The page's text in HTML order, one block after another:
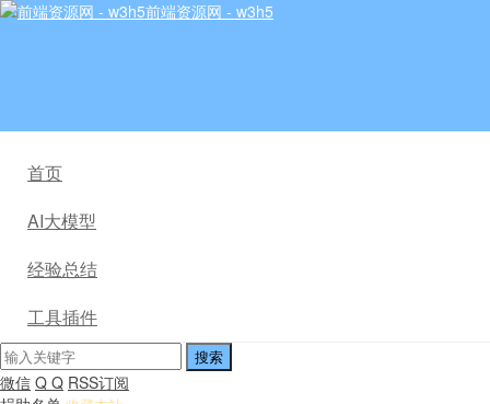
前端资源网 - w3h5
首页
AI大模型
经验总结
工具插件
微信 Q Q RSS订阅